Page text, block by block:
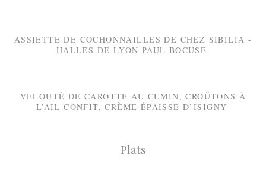
ASSIETTE DE COCHONNAILLES DE CHEZ SIBILIA -
HALLES DE LYON PAUL BOCUSE
VELOUTÉ DE CAROTTE AU CUMIN, CROÛTONS À
L’AIL CONFIT, CRÈME ÉPAISSE D’ISIGNY
Plats